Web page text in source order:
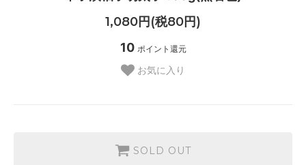
1,080円(税80円)
10 ポイント還元
お気に入り
SOLD OUT